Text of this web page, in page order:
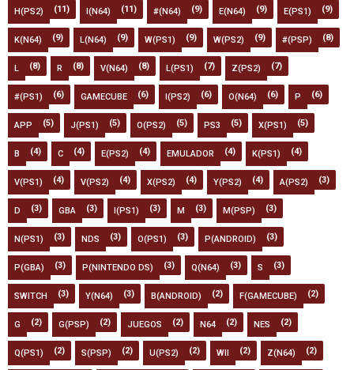
H(PS2) (11) I(N64) (11) #(N64) (9) E(N64) (9) E(PS1) (9)
K(N64) (9) L(N64) (9) W(PS1) (9) W(PS2) (9) #(PSP) (8)
L (8) R (8) V(N64) (8) L(PS1) (7) Z(PS2) (7)
#(PS1) (6) GAMECUBE (6) I(PS2) (6) O(N64) (6) P (6)
APP (5) J(PS1) (5) O(PS2) (5) PS3 (5) X(PS1) (5)
B (4) C (4) E(PS2) (4) EMULADOR (4) K(PS1) (4)
V(PS1) (4) V(PS2) (4) X(PS2) (4) Y(PS2) (4) A(PS2) (3)
D (3) GBA (3) I(PS1) (3) M (3) M(PSP) (3)
N(PS1) (3) NDS (3) O(PS1) (3) P(ANDROID) (3)
P(GBA) (3) P(NINTENDO DS) (3) Q(N64) (3) S (3)
SWITCH (3) Y(N64) (3) B(ANDROID) (2) F(GAMECUBE) (2)
G (2) G(PSP) (2) JUEGOS (2) N64 (2) NES (2)
Q(PS1) (2) S(PSP) (2) U(PS2) (2) WII (2) Z(N64) (2)